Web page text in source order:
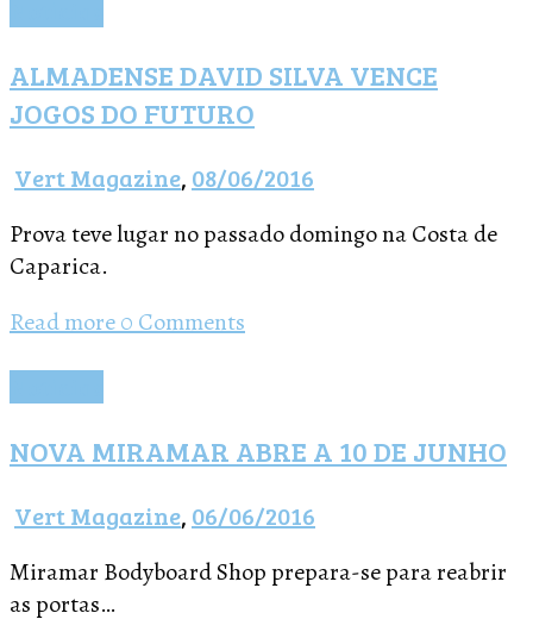
ALMADENSE DAVID SILVA VENCE
JOGOS DO FUTURO
Vert Magazine, 08/06/2016
Prova teve lugar no passado domingo na Costa de
Caparica.
Read more0 Comments
NOVA MIRAMAR ABRE A 10 DE JUNHO
Vert Magazine, 06/06/2016
Miramar Bodyboard Shop prepara-se para reabrir
as portas…